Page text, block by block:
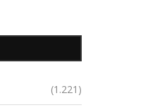
(1.221)